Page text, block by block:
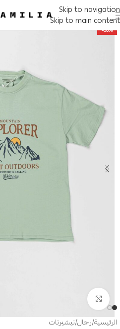
Skip to navigation
Skip to main content
-50%
Click to enlarge
الرئيسية/رجال/تيشيرتات